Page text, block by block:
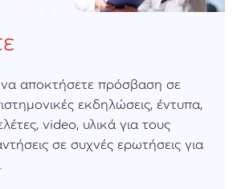
να αποκτήσετε πρόσβαση σε
εκδηλώσεις, έντυπα,
video, υλικά για τους
σε συχνές ερωτήσεις για